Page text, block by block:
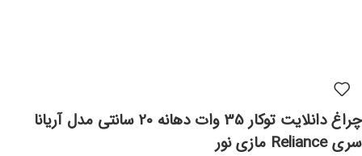
چراغ دانلایت توکار 35 وات دهانه 20 سانتی مدل آریانا
سری Reliance مازی نور